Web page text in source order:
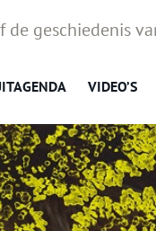
de geschiedenis
VIDEO’S